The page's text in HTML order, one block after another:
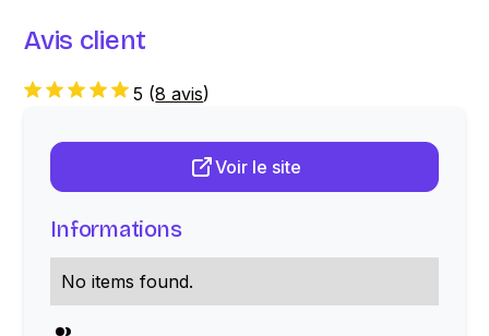
Avis client
5 (8 avis)
Voir le site
Informations
No items found.